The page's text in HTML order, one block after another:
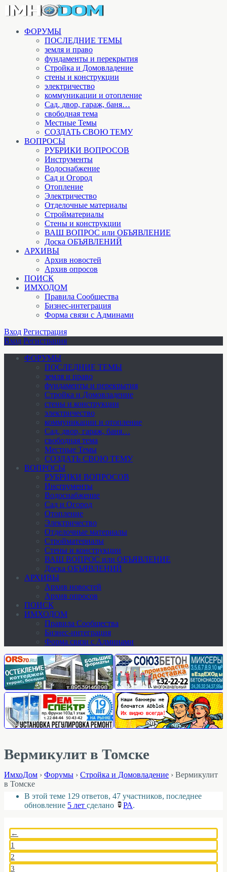
ФОРУМЫ
ПОСЛЕДНИЕ ТЕМЫ
земля и право
фундаменты и перекрытия
Стройка и Домовладение
стены и конструкции
электричество
коммуникации и отопление
Cад, двор, гараж, баня…
свободная тема
Местные Темы
СОЗДАТЬ СВОЮ ТЕМУ
ВОПРОСЫ
РУБРИКИ ВОПРОСОВ
Инструменты
Водоснабжение
Сад и Огород
Отопление
Электричество
Отделочные материалы
Стройматериалы
Стены и конструкции
ВАШ ВОПРОС или ОБЪЯВЛЕНИЕ
Доска ОБЪЯВЛЕНИЙ
АРХИВЫ
Архив новостей
Архив опросов
ПОИСК
ИМХОДОМ
Правила Сообщества
Бизнес-интеграция
Форма связи с Админами
Вход Регистрация
Вход Регистрация
ФОРУМЫ
ПОСЛЕДНИЕ ТЕМЫ
земля и право
фундаменты и перекрытия
Стройка и Домовладение
стены и конструкции
электричество
коммуникации и отопление
Cад, двор, гараж, баня…
свободная тема
Местные Темы
СОЗДАТЬ СВОЮ ТЕМУ
ВОПРОСЫ
РУБРИКИ ВОПРОСОВ
Инструменты
Водоснабжение
Сад и Огород
Отопление
Электричество
Отделочные материалы
Стройматериалы
Стены и конструкции
ВАШ ВОПРОС или ОБЪЯВЛЕНИЕ
Доска ОБЪЯВЛЕНИЙ
АРХИВЫ
Архив новостей
Архив опросов
ПОИСК
ИМХОДОМ
Правила Сообщества
Бизнес-интеграция
Форма связи с Админами
Вермикулит в Томске
ИмхоДом › Форумы › Стройка и Домовладение › Вермикулит
в Томске
В этой теме 129 ответов, 47 участников, последнее
обновление 5 лет сделано РА.
←
1
2
3